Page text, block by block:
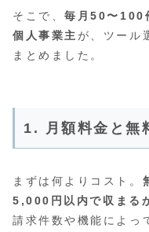
そこで、毎月50〜100
個人事業主 が、ツール
まとめました。
1. 月額料金と無
まずは何よりコスト。
5,000円以内で収まる
請求件数や機能によっ